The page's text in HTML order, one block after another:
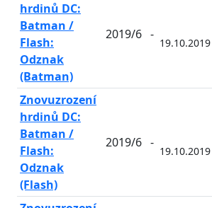
hrdinů DC:
Batman /
Flash:
Odznak
(Batman)
2019/6 -
19.10.2019
Znovuzrození
hrdinů DC:
Batman /
Flash:
Odznak
(Flash)
2019/6 -
19.10.2019